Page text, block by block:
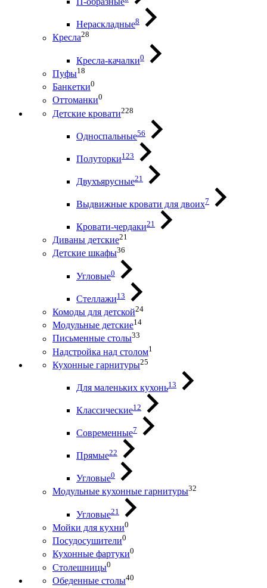
Нераскладные8
Кресла28
Кресла-качалки0
Пуфы18
Банкетки0
Оттоманки0
Детские кровати228
Односпальные56
Полуторки123
Двухъярусные21
Выдвижные кровати для двоих7
Кровати-чердаки21
Диваны детские21
Детские шкафы36
Угловые0
Стеллажи13
Комоды для детской24
Модульные детские14
Письменные столы33
Надстройка над столом1
Кухонные гарнитуры25
Для маленьких кухонь13
Классические12
Современные7
Прямые22
Угловые0
Модульные кухонные гарнитуры32
Угловые21
Мойки для кухни0
Посудосушители0
Кухонные фартуки0
Столешницы0
Обеденные столы40